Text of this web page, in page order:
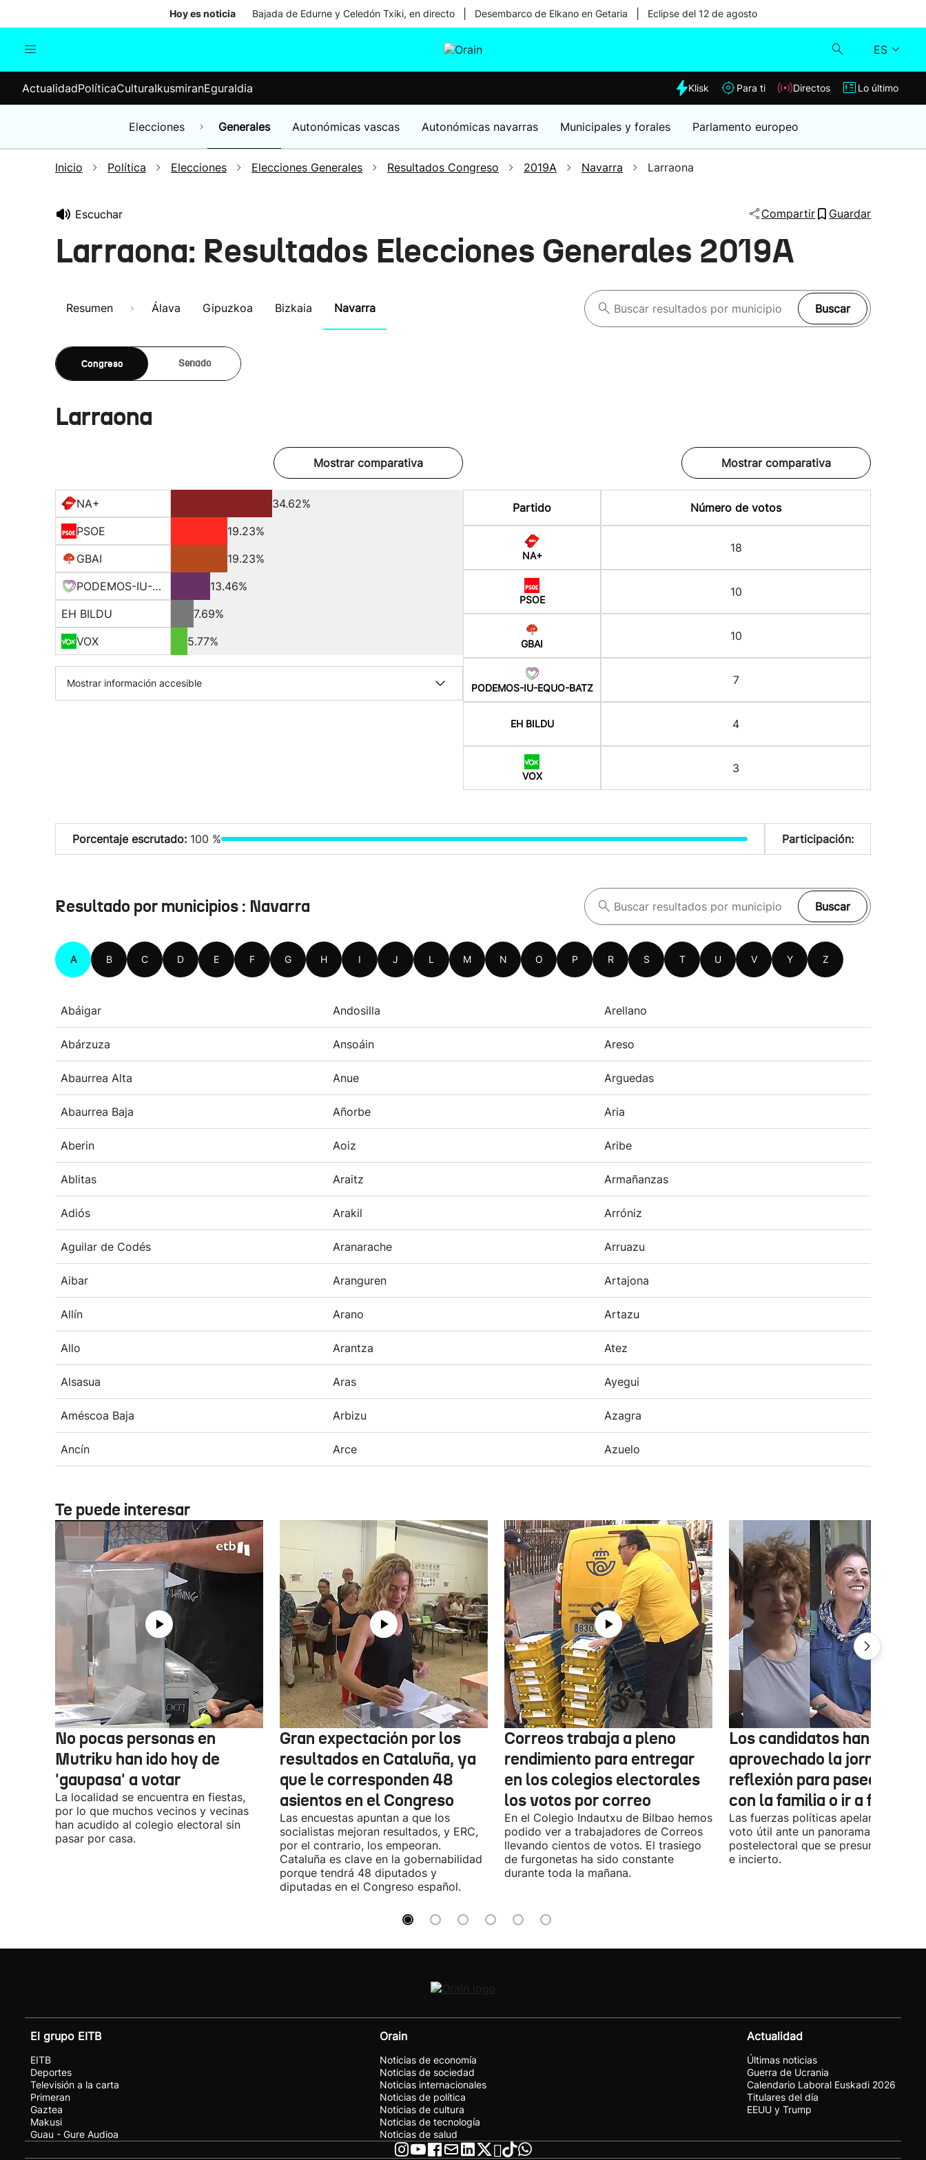
Hoy es noticia Bajada de Edurne y Celedón Txiki, en directo Desembarco de Elkano en Getaria Eclipse del 12 de agosto
ES
Elecciones
Klisk
Lo último
ActualidadPolíticaCulturaIkusmiranEguraldia Klisk Para ti Directos Lo último
Elecciones Generales Autonómicas vascas Autonómicas navarras Municipales y forales Parlamento europeo
Inicio Política Elecciones Elecciones Generales Resultados Congreso 2019A Navarra Larraona
Escuchar Compartir Guardar
Larraona: Resultados Elecciones Generales 2019A
Resumen Álava Gipuzkoa Bizkaia Navarra Buscar
Congreso Senado
Larraona
Mostrar comparativa
NA+
34.62%
PSOE
19.23%
GBAI
19.23%
PODEMOS-IU-EQUO-BATZ
13.46%
EH BILDU
7.69%
VOX
5.77%
Mostrar información accesible
Mostrar comparativa
Partido Número de votos
NA+
18
PSOE
10
GBAI
10
PODEMOS-IU-EQUO-BATZ
7
EH BILDU 4
VOX
3
Porcentaje escrutado: 100 % Participación:
Resultado por municipios : Navarra Buscar
A B C D E F G H I J L M N O P R S T U V Y Z
Abáigar Andosilla Arellano
Abárzuza Ansoáin Areso
Abaurrea Alta Anue Arguedas
Abaurrea Baja Añorbe Aria
Aberin Aoiz Aribe
Ablitas Araitz Armañanzas
Adiós Arakil Arróniz
Aguilar de Codés Aranarache Arruazu
Aibar Aranguren Artajona
Allín Arano Artazu
Allo Arantza Atez
Alsasua Aras Ayegui
Améscoa Baja Arbizu Azagra
Ancín Arce Azuelo
Te puede interesar
No pocas personas en
Mutriku han ido hoy de
'gaupasa' a votar
La localidad se encuentra en fiestas,
por lo que muchos vecinos y vecinas
han acudido al colegio electoral sin
pasar por casa.
Gran expectación por los
resultados en Cataluña, ya
que le corresponden 48
asientos en el Congreso
Las encuestas apuntan a que los
socialistas mejoran resultados, y ERC,
por el contrario, los empeoran.
Cataluña es clave en la gobernabilidad
porque tendrá 48 diputados y
diputadas en el Congreso español.
Correos trabaja a pleno
rendimiento para entregar
en los colegios electorales
los votos por correo
En el Colegio Indautxu de Bilbao hemos
podido ver a trabajadores de Correos
llevando cientos de votos. El trasiego
de furgonetas ha sido constante
durante toda la mañana.
Los candidatos han
aprovechado la jornada de
reflexión para pasear,
con la familia o ir a fiestas
Las fuerzas políticas apelaron ayer al
voto útil ante un panorama
postelectoral que se presume
e incierto.
El grupo EITB
EITB
Deportes
Televisión a la carta
Primeran
Gaztea
Makusi
Guau - Gure Audioa
Orain
Noticias de economía
Noticias de sociedad
Noticias internacionales
Noticias de política
Noticias de cultura
Noticias de tecnología
Noticias de salud
Actualidad
Últimas noticias
Guerra de Ucrania
Calendario Laboral Euskadi 2026
Titulares del día
EEUU y Trump